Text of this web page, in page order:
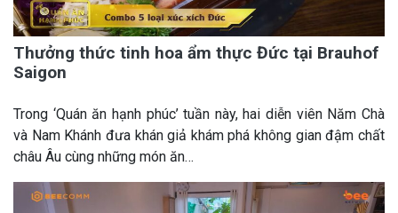
Thưởng thức tinh hoa ẩm thực Đức tại Brauhof
Saigon
Trong ‘Quán ăn hạnh phúc’ tuần này, hai diễn viên Năm Chà
và Nam Khánh đưa khán giả khám phá không gian đậm chất
châu Âu cùng những món ăn…